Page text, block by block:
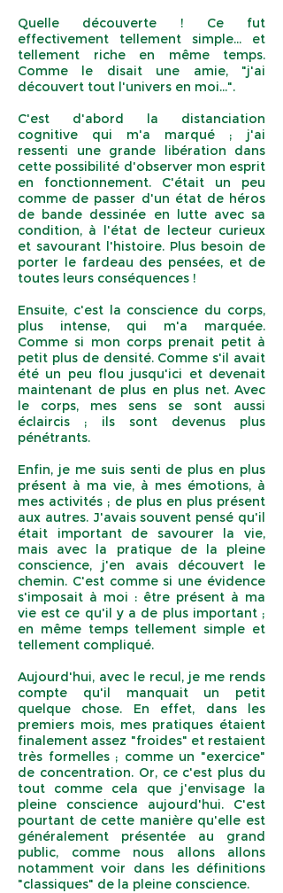
Quelle découverte ! Ce fut
effectivement tellement simple... et
tellement riche en même temps.
Comme le disait une amie, "j'ai
découvert tout l'univers en moi...".
C'est d'abord la distanciation
cognitive qui m'a marqué ; j'ai
ressenti une grande libération dans
cette possibilité d'observer mon esprit
en fonctionnement. C'était un peu
comme de passer d'un état de héros
de bande dessinée en lutte avec sa
condition, à l'état de lecteur curieux
et savourant l'histoire. Plus besoin de
porter le fardeau des pensées, et de
toutes leurs conséquences !
Ensuite, c'est la conscience du corps,
plus intense, qui m'a marquée.
Comme si mon corps prenait petit à
petit plus de densité. Comme s'il avait
été un peu flou jusqu'ici et devenait
maintenant de plus en plus net. Avec
le corps, mes sens se sont aussi
éclaircis ; ils sont devenus plus
pénétrants.
Enfin, je me suis senti de plus en plus
présent à ma vie, à mes émotions, à
mes activités ; de plus en plus présent
aux autres. J'avais souvent pensé qu'il
était important de savourer la vie,
mais avec la pratique de la pleine
conscience, j'en avais découvert le
chemin. C'est comme si une évidence
s'imposait à moi : être présent à ma
vie est ce qu'il y a de plus important ;
en même temps tellement simple et
tellement compliqué.
Aujourd'hui, avec le recul, je me rends
compte qu'il manquait un petit
quelque chose. En effet, dans les
premiers mois, mes pratiques étaient
finalement assez "froides" et restaient
très formelles ; comme un "exercice"
de concentration. Or, ce c'est plus du
tout comme cela que j'envisage la
pleine conscience aujourd'hui. C'est
pourtant de cette manière qu'elle est
généralement présentée au grand
public, comme nous allons allons
notamment voir dans les définitions
"classiques" de la pleine conscience.